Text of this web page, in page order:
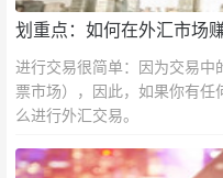
划重点：如何在外汇市场
进行交易很简单：因为交易中
票市场），因此，如果你有
么进行外汇交易。